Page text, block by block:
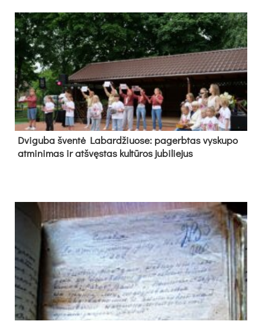
Dvi­gu­ba šven­tė La­bar­džiuo­se: pa­gerb­tas vys­ku­po
at­mi­ni­mas ir at­švęs­tas kul­tū­ros ju­bi­lie­jus